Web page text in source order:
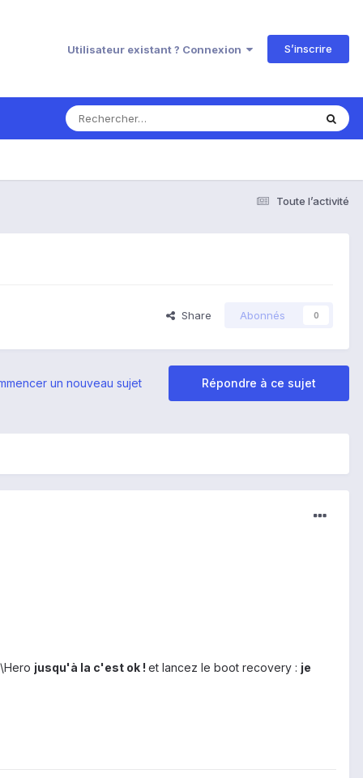
Utilisateur existant ? Connexion S’inscrire
Toute l’activité
Share Abonnés 0
Répondre à ce sujet
un nouveau sujet
jusqu'à la c'est ok ! et lancez le boot recovery : je